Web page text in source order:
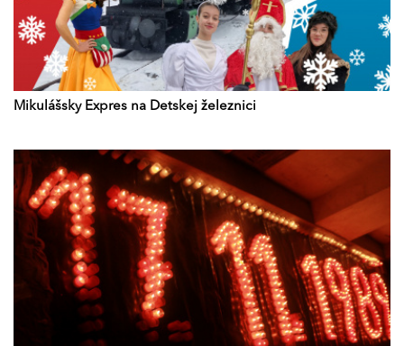
Mikulášsky Expres na Detskej železnici